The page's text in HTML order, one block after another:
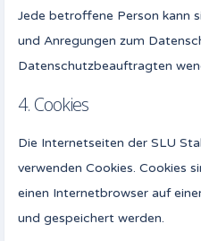
Jede betroffene Person kann
und Anregungen zum
Datenschutzbeauftragten
4. Cookies
Die Internetseiten der SLU
verwenden Cookies. Cookies
einen Internetbrowser auf
und gespeichert werden.